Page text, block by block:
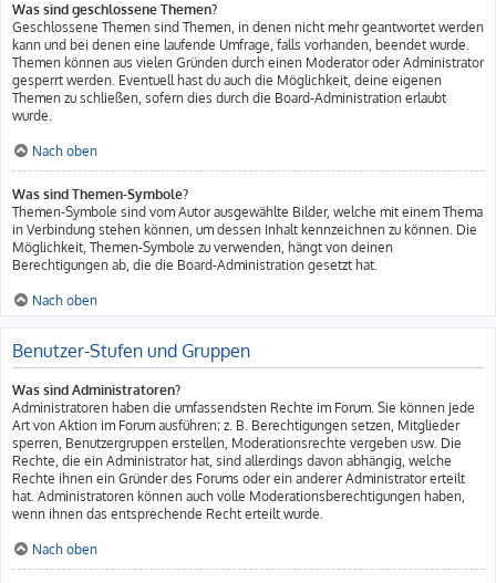
Was sind geschlossene Themen?
Geschlossene Themen sind Themen, in denen nicht mehr geantwortet werden
kann und bei denen eine laufende Umfrage, falls vorhanden, beendet wurde.
Themen können aus vielen Gründen durch einen Moderator oder Administrator
gesperrt werden. Eventuell hast du auch die Möglichkeit, deine eigenen
Themen zu schließen, sofern dies durch die Board-Administration erlaubt
wurde.
Nach oben
Was sind Themen-Symbole?
Themen-Symbole sind vom Autor ausgewählte Bilder, welche mit einem Thema
in Verbindung stehen können, um dessen Inhalt kennzeichnen zu können. Die
Möglichkeit, Themen-Symbole zu verwenden, hängt von deinen
Berechtigungen ab, die die Board-Administration gesetzt hat.
Nach oben
Benutzer-Stufen und Gruppen
Was sind Administratoren?
Administratoren haben die umfassendsten Rechte im Forum. Sie können jede
Art von Aktion im Forum ausführen; z. B. Berechtigungen setzen, Mitglieder
sperren, Benutzergruppen erstellen, Moderationsrechte vergeben usw. Die
Rechte, die ein Administrator hat, sind allerdings davon abhängig, welche
Rechte ihnen ein Gründer des Forums oder ein anderer Administrator erteilt
hat. Administratoren können auch volle Moderationsberechtigungen haben,
wenn ihnen das entsprechende Recht erteilt wurde.
Nach oben